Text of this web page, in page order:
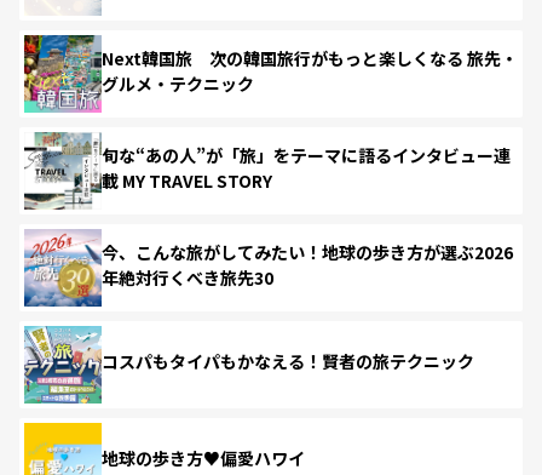
Next韓国旅 次の韓国旅行がもっと楽しくなる 旅先・
グルメ・テクニック
旬な“あの人”が「旅」をテーマに語るインタビュー連
載 MY TRAVEL STORY
今、こんな旅がしてみたい！地球の歩き方が選ぶ2026
年絶対行くべき旅先30
コスパもタイパもかなえる！賢者の旅テクニック
地球の歩き方♥偏愛ハワイ